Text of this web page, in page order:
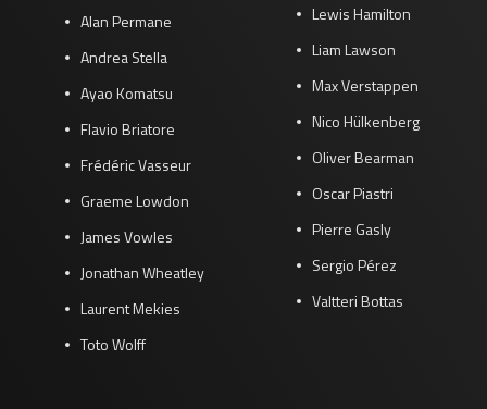
Alan Permane
Andrea Stella
Ayao Komatsu
Flavio Briatore
Frédéric Vasseur
Graeme Lowdon
James Vowles
Jonathan Wheatley
Laurent Mekies
Toto Wolff
Lewis Hamilton
Liam Lawson
Max Verstappen
Nico Hülkenberg
Oliver Bearman
Oscar Piastri
Pierre Gasly
Sergio Pérez
Valtteri Bottas